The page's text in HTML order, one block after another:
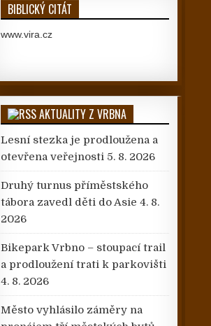
BIBLICKÝ CITÁT
www.vira.cz
AKTUALITY Z VRBNA
Lesní stezka je prodloužena a
otevřena veřejnosti 5. 8. 2026
Druhý turnus příměstského
tábora zavedl děti do Asie 4. 8.
2026
Bikepark Vrbno – stoupací trail
a prodloužení trati k parkovišti
4. 8. 2026
Město vyhlásilo záměry na